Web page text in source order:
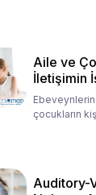
Aile ve
İletişimin
çocukların
Auditory-